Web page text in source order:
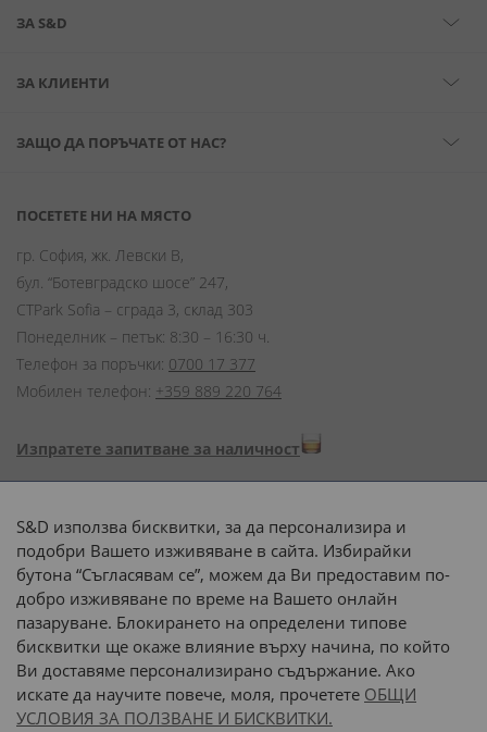
ЗА S&D
ЗА КЛИЕНТИ
ЗАЩО ДА ПОРЪЧАТЕ ОТ НАС?
ПОСЕТЕТЕ НИ НА МЯСТО
гр. София, жк. Левски В,
бул. “Ботевградско шосе” 247,
CTPark Sofia – сграда 3, склад 303
Понеделник – петък: 8:30 – 16:30 ч.
Телефон за поръчки: 0700 17 377
Мобилен телефон: +359 889 220 764
Изпратете запитване за наличност
Начини на плащане:
Доставка до адрес с:
или
наш транспорт
S&D използва бисквитки, за да персонализира и
подобри Вашето изживяване в сайта. Избирайки
бутона “Съгласявам се”, можем да Ви предоставим по-
добро изживяване по време на Вашето онлайн
пазаруване. Блокирането на определени типове
бисквитки ще окаже влияние върху начина, по който
Ви доставяме персонализирано съдържание. Ако
искате да научите повече, моля, прочетете ОБЩИ
УСЛОВИЯ ЗА ПОЛЗВАНЕ И БИСКВИТКИ.